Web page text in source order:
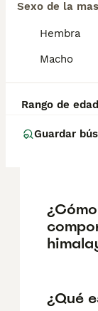
Sexo de la
Hembra
Macho
Rango de edad
Guardar
variar
salud y el
decisión.
¿Qué
¿Qué